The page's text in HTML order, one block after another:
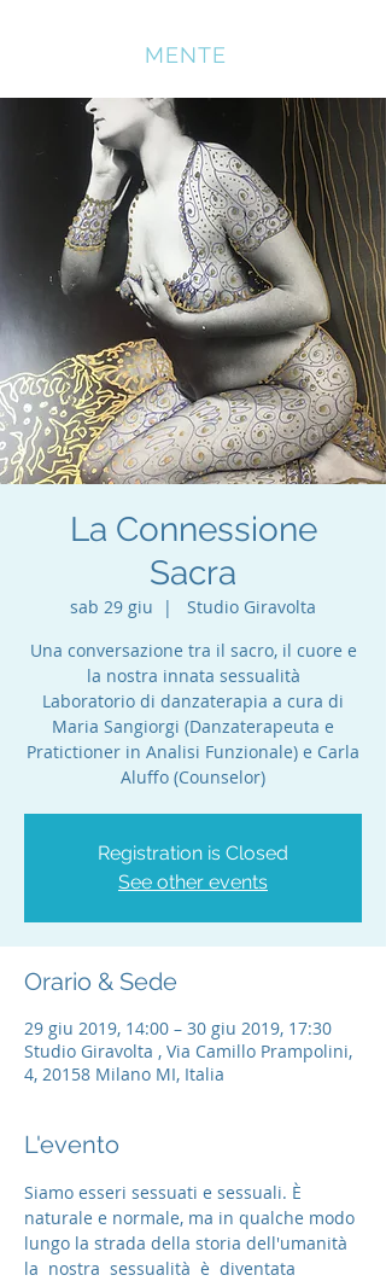
MENTE
La Connessione
Sacra
sab 29 giu
  |
Studio Giravolta
Una conversazione tra il sacro, il cuore e
la nostra innata sessualità
Laboratorio di danzaterapia a cura di
Maria Sangiorgi (Danzaterapeuta e
Pratictioner in Analisi Funzionale) e Carla
Aluffo (Counselor)
Registration is Closed
See other events
Orario & Sede
29 giu 2019, 14:00 – 30 giu 2019, 17:30
Studio Giravolta , Via Camillo Prampolini,
4, 20158 Milano MI, Italia
L'evento
Siamo esseri sessuati e sessuali. È
naturale e normale, ma in qualche modo
lungo la strada della storia dell'umanità
la  nostra  sessualità  è  diventata